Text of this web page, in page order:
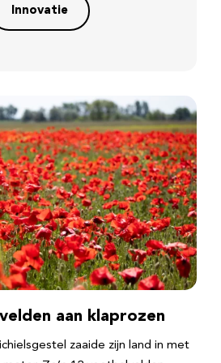
Innovatie
aan klaprozen
zaaide zijn land in met